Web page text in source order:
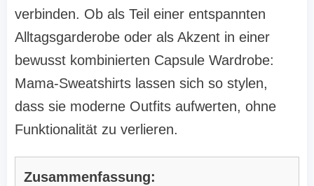
verbinden. Ob als Teil einer entspannten
Alltagsgarderobe oder als Akzent in einer
bewusst kombinierten Capsule Wardrobe:
Mama-Sweatshirts lassen sich so stylen,
dass sie moderne Outfits aufwerten, ohne
Funktionalität zu verlieren.
Zusammenfassung: